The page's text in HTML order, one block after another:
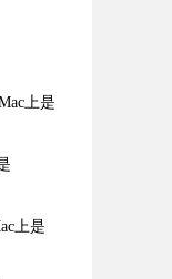
上是
上是